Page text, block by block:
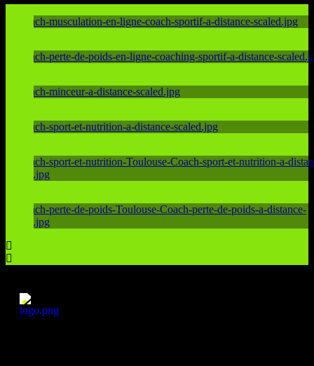
LIGNE
TOULOUSE